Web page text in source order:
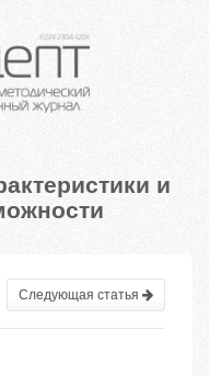
и
Следующая статья